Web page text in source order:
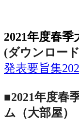
2021年度春
(ダウンロー
発表要旨集
■2021年度春
ム（大部屋）